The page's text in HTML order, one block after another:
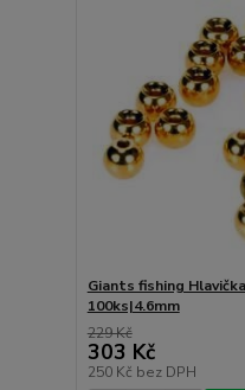
Giants fishing
100ks|4.6mm
229 Kč
303 Kč
250 Kč bez DPH